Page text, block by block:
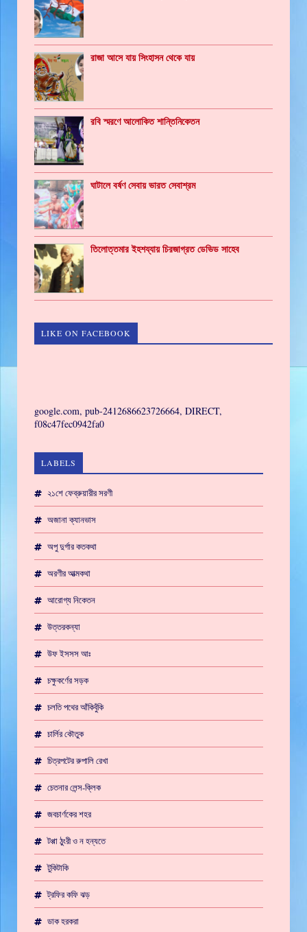
রাজা আসে যায় সিংহাসন থেকে যায়
রবি স্মরণে আলোকিত শান্তিনিকেতন
ঘাটালে বর্ষণ সেবায় ভারত সেবাশ্রম
তিলোত্তমার ইহশয্যায় চিরজাগ্রত ডেভিড সাহেব
LIKE ON FACEBOOK
google.com, pub-2412686623726664, DIRECT,
f08c47fec0942fa0
LABELS
২১শে ফেব্রুয়ারীর সরণী
অজানা ক্যানভাস
অপু দুর্গার কতকথা
অরণীর আত্মকথা
আরোগ্য নিকেতন
উত্তরকন্যা
উফ ইসসস আঃ
চক্ষুকর্ণের সড়ক
চলতি পথের আঁকিবুঁকি
চার্লির কৌতুক
চিত্রপটের রুপালি রেখা
চেতনার লেন্স-ক্লিক
জবচার্ণকের শহর
টপ্পা ঠুংরী ও ন হন্যতে
টুকিটাকি
ট্রফির কফি ঝড়
ডাক হরকরা